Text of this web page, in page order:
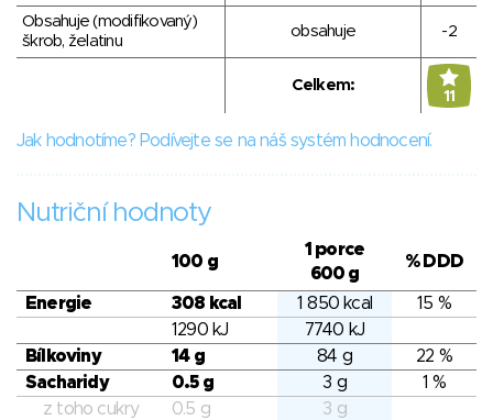
Obsahuje (modifikovaný)
škrob, želatinu
obsahuje -2
Celkem:
11
Jak hodnotíme? Podívejte se na náš systém hodnocení.
Nutriční hodnoty
100 g
1 porce
600 g
% DDD
Energie 308 kcal 1 850 kcal
15 %
1290 kJ
7740 kJ
Bílkoviny
14 g 84 g
22 %
Sacharidy
0.5 g 3 g
1 %
z toho cukry
0.5 g
3 g